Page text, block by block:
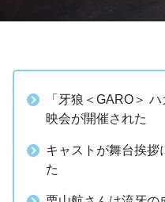
「牙狼＜GARO＞
映会が開催された
キャストが舞台挨拶
た